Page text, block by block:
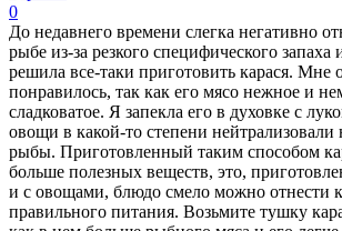
0
До недавнего времени слегка негативно
рыбе из-за резкого специфического запаха
решила все-таки приготовить карася. Мне
понравилось, так как его мясо нежное и
сладковатое. Я запекла его в духовке с
овощи в какой-то степени нейтрализовали
рыбы. Приготовленный таким способом
больше полезных веществ, это,
и с овощами, блюдо смело можно отнести к
правильного питания. Возьмите тушку